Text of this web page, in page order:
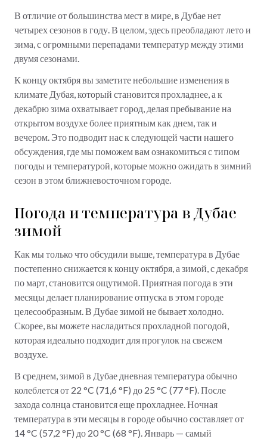
В отличие от большинства мест в мире, в Дубае нет
четырех сезонов в году. В целом, здесь преобладают лето и
зима, с огромными перепадами температур между этими
двумя сезонами.
К концу октября вы заметите небольшие изменения в
климате Дубая, который становится прохладнее, а к
декабрю зима охватывает город, делая пребывание на
открытом воздухе более приятным как днем, так и
вечером. Это подводит нас к следующей части нашего
обсуждения, где мы поможем вам ознакомиться с типом
погоды и температурой, которые можно ожидать в зимний
сезон в этом ближневосточном городе.
Погода и температура в Дубае
зимой
Как мы только что обсудили выше, температура в Дубае
постепенно снижается к концу октября, а зимой, с декабря
по март, становится ощутимой. Приятная погода в эти
месяцы делает планирование отпуска в этом городе
целесообразным. В Дубае зимой не бывает холодно.
Скорее, вы можете насладиться прохладной погодой,
которая идеально подходит для прогулок на свежем
воздухе.
В среднем, зимой в Дубае дневная температура обычно
колеблется от 22 °C (71,6 °F) до 25 °C (77 °F). После
захода солнца становится еще прохладнее. Ночная
температура в эти месяцы в городе обычно составляет от
14 °C (57,2 °F) до 20 °C (68 °F). Январь — самый